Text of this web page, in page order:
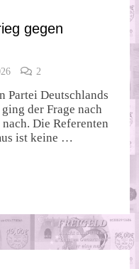
gegen
2
Partei Deutschlands
der Frage nach
Die Referenten
ist keine …